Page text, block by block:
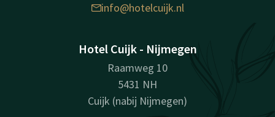
info@hotelcuijk.nl
Hotel Cuijk - Nijmegen
Raamweg 10
5431 NH
Cuijk (nabij Nijmegen)